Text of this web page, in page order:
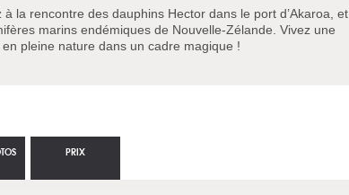
la rencontre des dauphins Hector dans le port d’Akaroa, et
marins endémiques de Nouvelle-Zélande. Vivez une
pleine nature dans un cadre magique !
PRIX